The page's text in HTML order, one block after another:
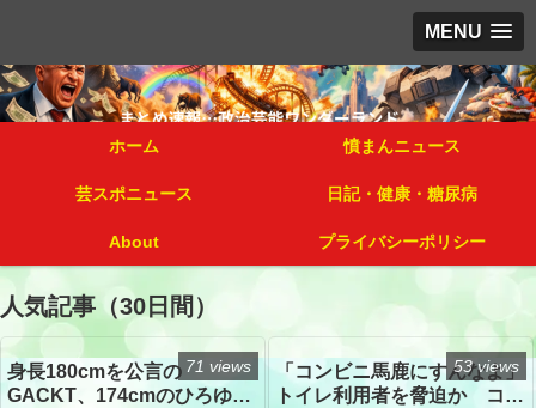
MENU
ホーム 憤まんニュース
芸スポニュース 日記・健康・糖尿病
About プライバシーポリシー
人気記事（30日間）
身長180cmを公言の
GACKT、174cmのひろゆき
71 views
「コンビニ馬鹿にすんなよ」
トイレ利用者を脅迫か コン
53 views